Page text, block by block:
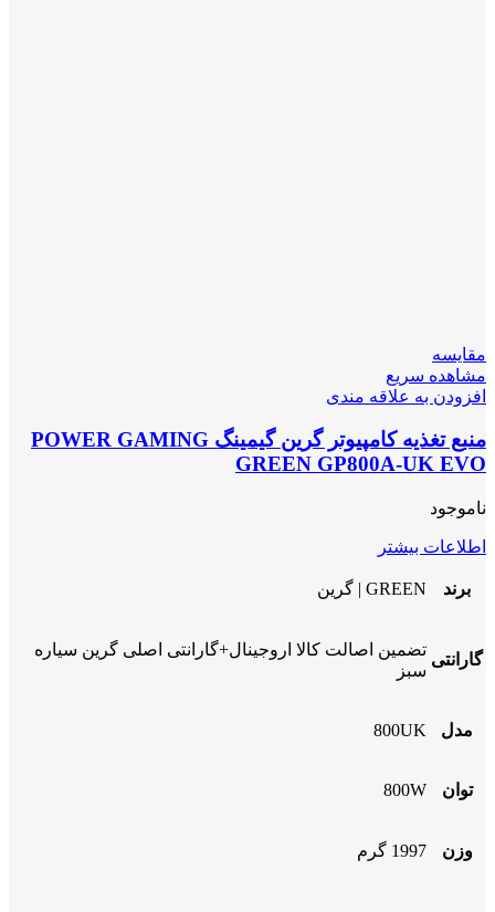
مقایسه
مشاهده سریع
افزودن به علاقه مندی
منبع تغذیه کامپیوتر گرین گیمینگ POWER GAMING
GREEN GP800A-UK EVO
ناموجود
اطلاعات بیشتر
برند GREEN | گرین
گارانتی
تضمین اصالت کالا اروجینال+گارانتی اصلی گرین سیاره
سبز
مدل 800UK
توان 800W
وزن 1997 گرم